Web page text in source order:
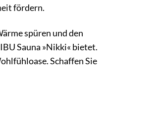
fördern.
spüren und den
Sauna »Nikki« bietet.
Schaffen Sie